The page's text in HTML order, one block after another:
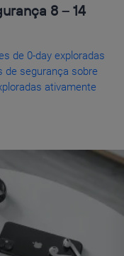
8 – 14
de 0-day exploradas
de segurança sobre
ativamente